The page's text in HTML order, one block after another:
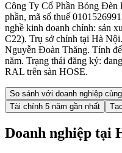
Công Ty Cổ Phần Bóng Đèn
phần, mã số thuế
nghề kinh doanh chính: sản
C22). Trụ sở chính tại Hà
Nguyễn Đoàn Thăng. Tính
năm. Trạng thái đăng ký:
RAL trên sàn HOSE.
So sánh với doanh nghiệp
Tài chính 5 năm gần nhất
Doanh nghiệp tại